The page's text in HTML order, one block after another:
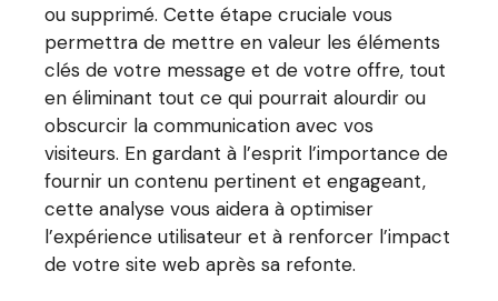
ou supprimé. Cette étape cruciale vous
permettra de mettre en valeur les éléments
clés de votre message et de votre offre, tout
en éliminant tout ce qui pourrait alourdir ou
obscurcir la communication avec vos
visiteurs. En gardant à l’esprit l’importance de
fournir un contenu pertinent et engageant,
cette analyse vous aidera à optimiser
l’expérience utilisateur et à renforcer l’impact
de votre site web après sa refonte.